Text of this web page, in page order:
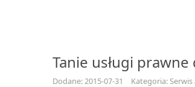
Tanie usługi
Dodane: 2015-07-31 Kategoria: